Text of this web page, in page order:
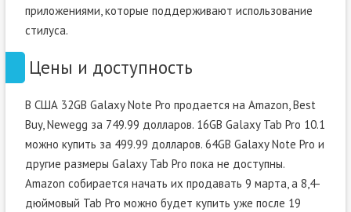
приложениями, которые поддерживают использование
стилуса.
Цены и доступность
В США 32GB Galaxy Note Pro продается на Amazon, Best
Buy, Newegg за 749.99 долларов. 16GB Galaxy Tab Pro 10.1
можно купить за 499.99 долларов. 64GB Galaxy Note Pro и
другие размеры Galaxy Tab Pro пока не доступны.
Amazon собирается начать их продавать 9 марта, а 8,4-
дюймовый Tab Pro можно будет купить уже после 19